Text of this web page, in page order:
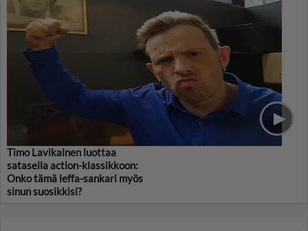
Timo Lavikainen luottaa
satasella action-klassikkoon:
Onko tämä leffa-sankari myös
sinun suosikkisi?